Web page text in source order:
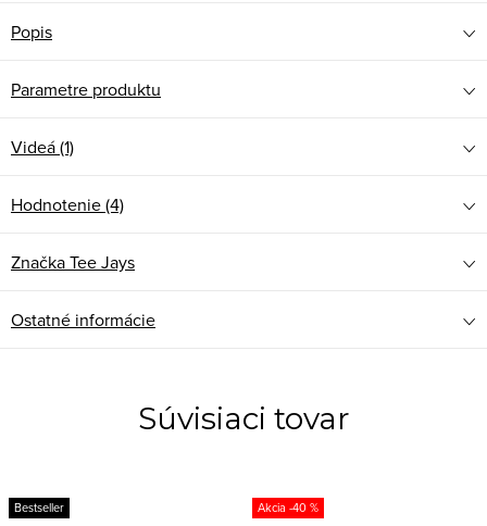
Popis
Parametre produktu
Videá (1)
Hodnotenie (4)
ZnačkaTee Jays
Ostatné informácie
Súvisiaci tovar
Bestseller -40 %